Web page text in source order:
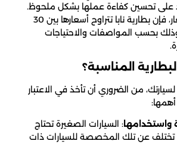
على تحسين كفاءة عملها بشكل ملحوظ.
أما من حيث الأسعار، فإن بطارية نابا تتراوح أسعارها بين 30
وذلك بحسب المواصفات والاحتياجات
المناسبة؟
لسيارتك، من الضروري أن تأخذ في الاعتبار
واستخدامها: السيارات الصغيرة تحتاج
تختلف عن تلك المخصصة للسيارات ذات